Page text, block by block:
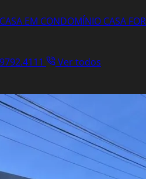
CASA EM CONDOMÍNIO CASA
Ver todos